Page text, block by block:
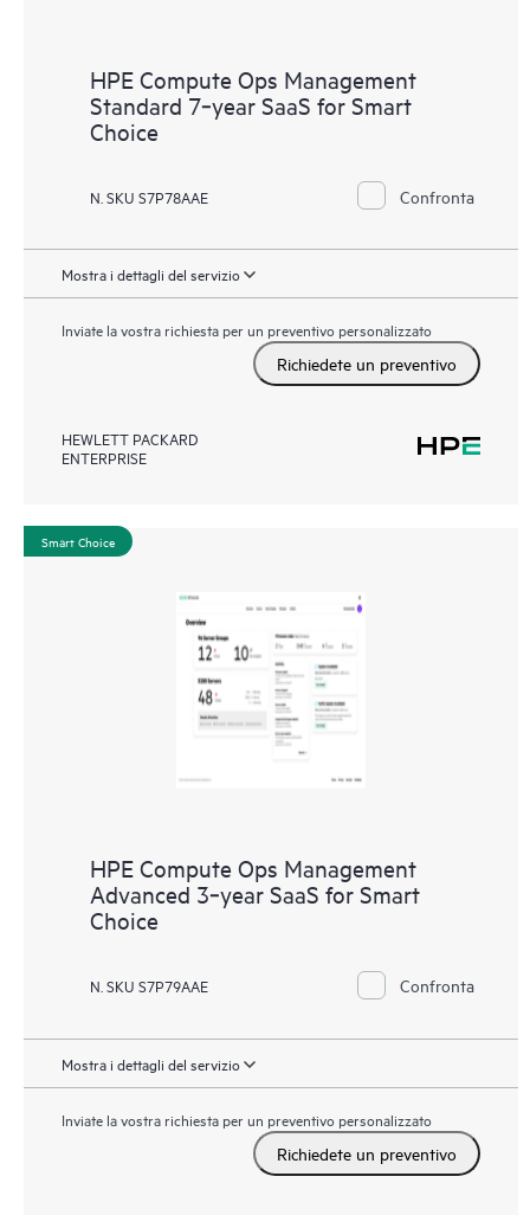
HPE Compute Ops Management
Standard 7‑year SaaS for Smart
Choice
N. SKU S7P78AAE Confronta
Mostra i dettagli del servizio
Inviate la vostra richiesta per un preventivo personalizzato
Richiedete un preventivo
HEWLETT PACKARD
ENTERPRISE
Smart Choice
HPE Compute Ops Management
Advanced 3‑year SaaS for Smart
Choice
N. SKU S7P79AAE Confronta
Mostra i dettagli del servizio
Inviate la vostra richiesta per un preventivo personalizzato
Richiedete un preventivo